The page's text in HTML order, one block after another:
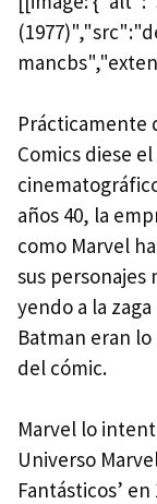
Prácticamente
Comics diese
años 40, la
como Marvel
sus personajes
yendo a la
Batman eran
del cómic.
Marvel lo
Universo
Fantásticos’